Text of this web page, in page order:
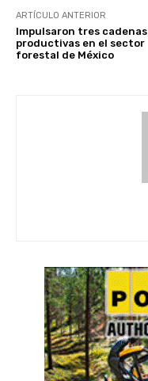
ARTÍCULO ANTERIOR
Impulsaron tres cadenas
productivas en el sector
forestal de México